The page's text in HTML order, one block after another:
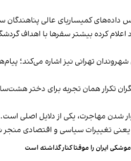
کمیساریای عالی پناهندگان
کرده بیشتر سفرها با اهداف
تهرانی نیز اشاره می‌کند؛
نگران تکرار همان تجربه برای دختر
مهاجرت، یکی از دلایل اصلی است.
یعنی تغییرات سیاسی و اقتصادی
ایران را موقتا کنار گذاشته است